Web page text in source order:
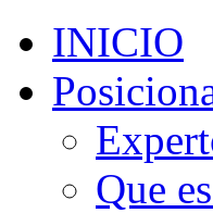
INICIO
Que